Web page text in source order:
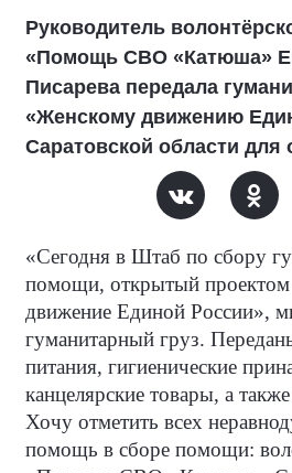
Руководитель
«Помощь СВО «Катюша»
Писарева передала
«Женскому движению
Саратовской области для
«Сегодня в Штаб по сбору
помощи, открытый
движение Единой России»,
гуманитарный груз.
питания, гигиенические
канцелярские товары, а
Хочу отметить всех
помощь в сборе помощи: